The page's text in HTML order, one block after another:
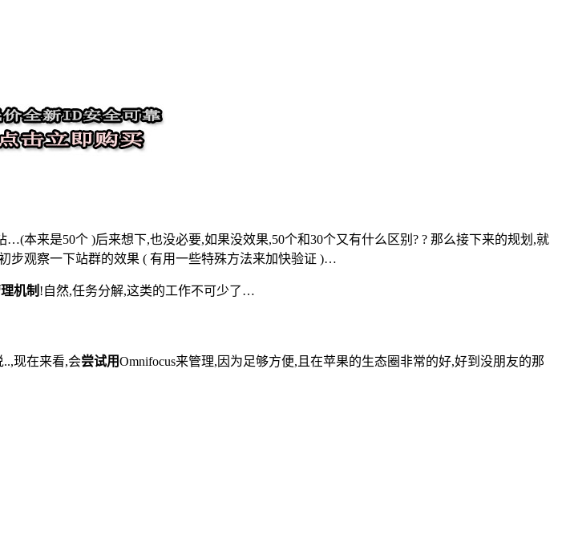
本来是50个 )后来想下,也没必要,如果没效果,50个和30个又有什么区别? ? 那么接下来的规划,就
步观察一下站群的效果 ( 有用一些特殊方法来加快验证 )…
机制 !自然,任务分解,这类的工作不可少了…
现在来看,会尝试用Omnifocus来管理,因为足够方便,且在苹果的生态圈非常的好,好到没朋友的那